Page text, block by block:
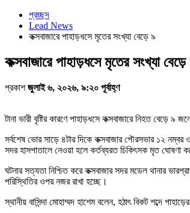
প্রচ্ছদ
Lead News
কক্সবাজারে পাহাড়ধসে মৃতের সংখ্যা বেড়ে ৯
কক্সবাজারে পাহাড়ধসে মৃতের সংখ্যা
প্রকাশজুলাই ৬, ২০২৬, ৯:২০ পূর্বাহ্ণ
টানা ভারী বৃষ্টির কারণে পাহাড়ধসে কক্সবাজারে নিহত বেড়ে
সর্বশেষ ভোর সাড়ে ৪টার দিকে কক্সবাজার পৌরসভার ১২
সদর হাসপাতালে নেওয়া হলে কর্তব্যরত চিকিৎসক মৃত ঘোষণা
ঘটনার সত্যতা নিশ্চিত করে কক্সবাজার সদর মডেল থানার
পরিস্থিতির ওপর নজর রাখা হচ্ছে।
স্থানীয় বাসিন্দা মোহাম্মদ হাশেম বলেন, হঠাৎ বিকট শব্দে